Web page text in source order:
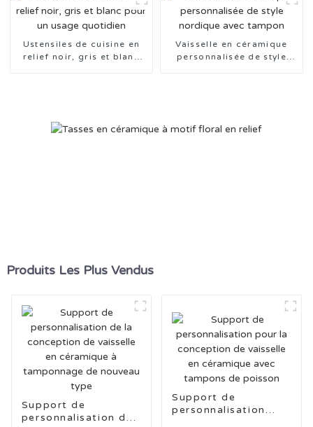
Ustensiles de cuisine en
relief noir, gris et blanc
Vaisselle en céramique
personnalisée de style
Produits Les Plus Vendus
Support de
personnalisation de
Support de
personnalisation